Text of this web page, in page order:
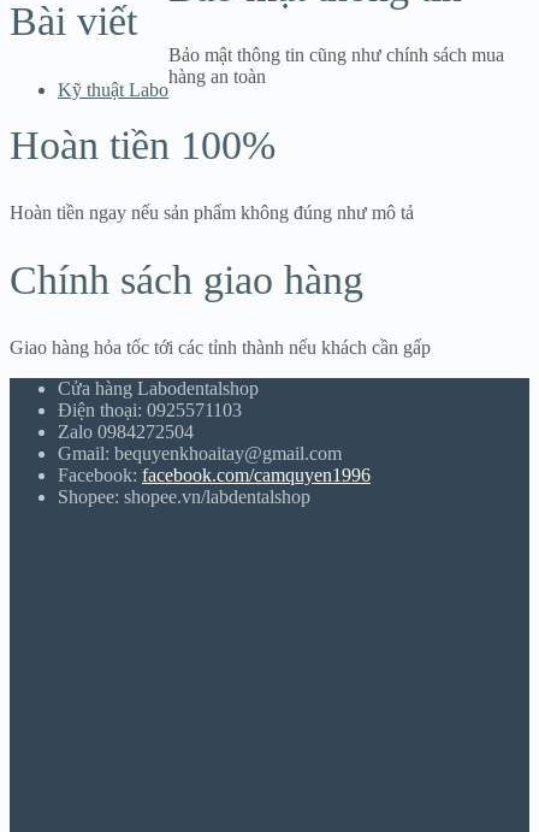
Bài viết
Kỹ thuật Labo
Bảo mật thông tin cũng như chính sách mua
hàng an toàn
Hoàn tiền 100%
Hoàn tiền ngay nếu sản phẩm không đúng như mô tả
Chính sách giao hàng
Giao hàng hỏa tốc tới các tỉnh thành nếu khách cần gấp
Cửa hàng Labodentalshop
Điện thoại: 0925571103
Zalo 0984272504
Gmail: bequyenkhoaitay@gmail.com
Facebook: facebook.com/camquyen1996
Shopee: shopee.vn/labdentalshop